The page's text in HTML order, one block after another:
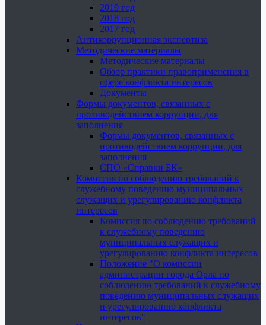
2019 год
2018 год
2017 год
Антикоррупционная экспертиза
Методические материалы
Методические материалы
Обзор практики правоприменения в
сфере конфликта интересов
Документы
Формы документов, связанных с
противодействием коррупции, для
заполнения
Формы документов, связанных с
противодействием коррупции, для
заполнения
СПО «Справки БК»
Комиссия по соблюдению требований к
служебному поведению муниципальных
служащих и урегулированию конфликта
интересов
Комиссия по соблюдению требований
к служебному поведению
муниципальных служащих и
урегулированию конфликта интересов
Положение "О комиссии
администрации города Орла по
соблюдению требований к служебному
поведению муниципальных служащих
и урегулированию конфликта
интересов"